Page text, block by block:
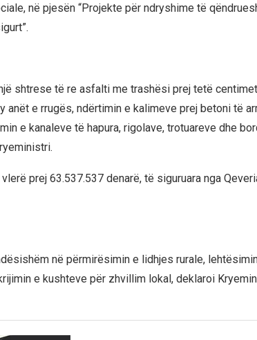
në pjesën “Projekte për ndryshime të
shtrese të re asfalti me trashësi prej tetë
anët e rrugës, ndërtimin e kalimeve prej betoni të
e kanaleve të hapura, rigolave, trotuareve dhe
prej 63.537.537 denarë, të siguruara nga
në përmirësimin e lidhjes rurale,
e kushteve për zhvillim lokal, deklaroi